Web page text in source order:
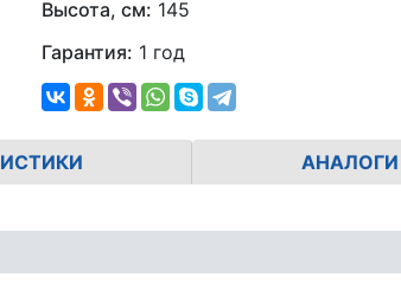
Высота, см: 145
Гарантия: 1 год
АНАЛОГИ